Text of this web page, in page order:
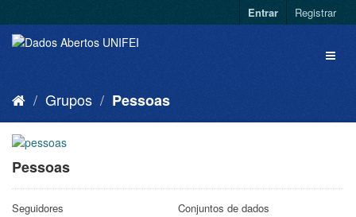
Entrar Registrar
Grupos Pessoas
Pessoas
Seguidores Conjuntos de dados